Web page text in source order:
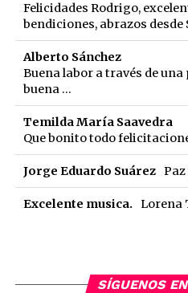
Felicidades Rodrigo,
bendiciones, abrazos desde
Alberto Sánchez
Buena labor a través de
buena ...
Temilda María Saavedra
Que bonito todo
Jorge Eduardo Suárez
Excelente musica. Lorena
SÍGUENOS